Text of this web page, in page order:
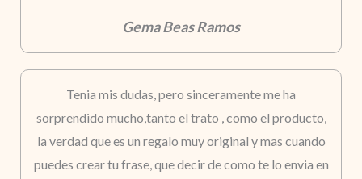
Gema Beas Ramos
Tenia mis dudas, pero sinceramente me ha
sorprendido mucho,tanto el trato , como el producto,
la verdad que es un regalo muy original y mas cuando
puedes crear tu frase, que decir de como te lo envia en